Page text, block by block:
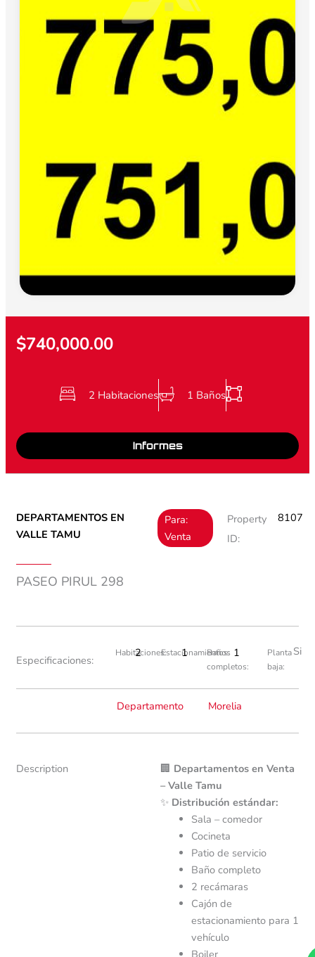
$740,000.00
2 Habitaciones 1 Baños
Informes
DEPARTAMENTOS EN
VALLE TAMU
PASEO PIRUL 298
Para:
Venta
Property
ID:
8107
Especificaciones:
Habitaciones:
2 Estacionamientos:
1
Baños
completos:
1
Planta
baja:
Si
Departamento Morelia
Description 🏢 Departamentos en Venta
– Valle Tamu
✨ Distribución estándar:
Sala – comedor
Cocineta
Patio de servicio
Baño completo
2 recámaras
Cajón de
estacionamiento para 1
vehículo